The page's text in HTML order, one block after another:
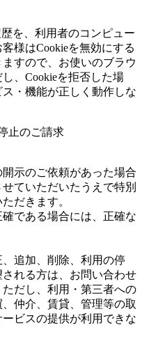
を、利用者のコンピュー
様はCookieを無効にする
すので、お使いのブラウ
、Cookieを拒否した場
・機能が正しく動作しな
止のご請求
示のご依頼があった場合
ていただいたうえで特別
だきます。
である場合には、正確な
追加、削除、利用の停
れる方は、お問い合わせ
だし、利用・第三者への
仲介、賃貸、管理等の取
ビスの提供が利用できな